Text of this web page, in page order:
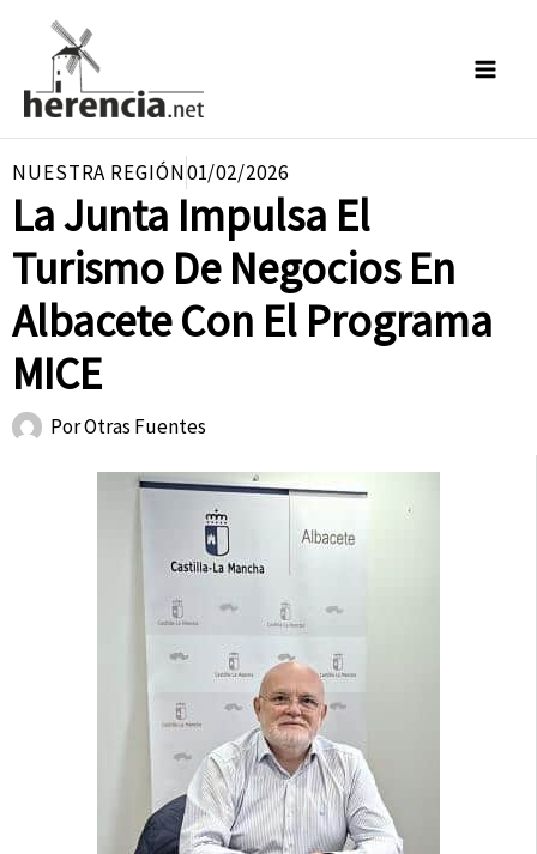
contenido
NUESTRA REGIÓN01/02/2026
La Junta Impulsa El
Turismo De Negocios En
Albacete Con El Programa
MICE
PorOtras Fuentes